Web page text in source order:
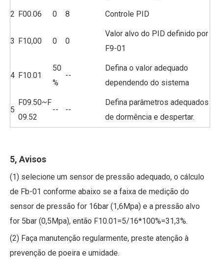
2 F00.06 0 8 Controle PID
3 F10,00 0 0
Valor alvo do PID definido por
F9-01
4 F10.01
50
%
--
Defina o valor adequado
dependendo do sistema
5
F09.50~F
09.52
-- --
Defina parâmetros adequados
de dormência e despertar.
5, Avisos
(1) selecione um sensor de pressão adequado, o cálculo
de Fb-01 conforme abaixo se a faixa de medição do
sensor de pressão for 16bar (1,6Mpa) e a pressão alvo
for 5bar (0,5Mpa), então F10.01=5/16*100%=31,3%.
(2) Faça manutenção regularmente, preste atenção à
prevenção de poeira e umidade.